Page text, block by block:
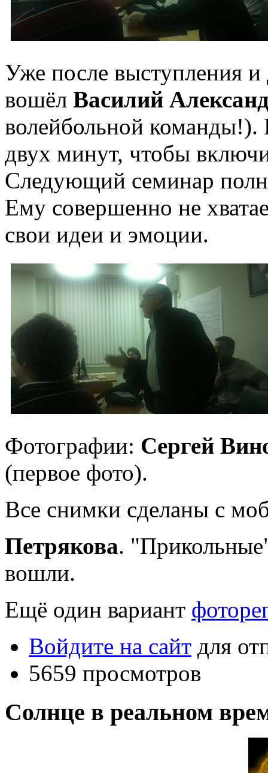
Уже после выступления
вошёл Василий
волейбольной
двух минут, чтобы
Следующий семинар
Ему совершенно не
свои идеи и эмоции.
Фотографии: Сергей
(первое фото).
Все снимки сделаны с
Петрякова.
вошли.
Ещё один вариант
Войдите на сайт для
5659 просмотров
Солнце в реальном